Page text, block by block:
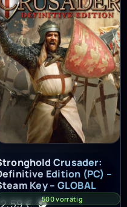
– Steam Key – GLOBAL
Crusader: Definitive
Crusader:
Edition (PC) –
Key – GLOBAL
€ 500 vorrätig